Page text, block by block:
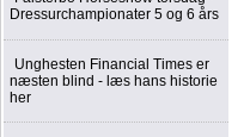
Dressurchampionater 5 og 6 års
Unghesten Financial Times er
næsten blind - læs hans historie
her